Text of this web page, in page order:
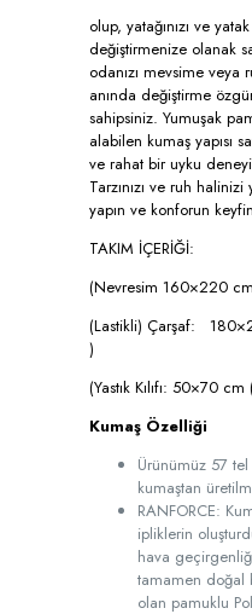
olup, yatağınızı ve
değiştirmenize olanak
odanızı mevsime
anında değiştirme
sahipsiniz. Yumuşak
alabilen kumaş yapısı
ve rahat bir uyku
Tarzınızı ve ruh
yapın ve konforun
TAKIM İÇERİĞİ:
(Nevresim 160×220
(Lastikli) Çarşaf:
)
(Yastık Kılıfı: 50×70
Kumaş Özelliği
Ürünümüz 57
kumaştan
RANFORCE:
ipliklerin
hava
tamamen
olan pamuklu